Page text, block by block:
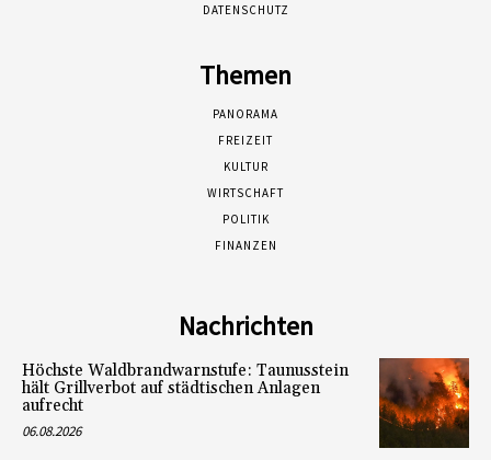
DATENSCHUTZ
Themen
PANORAMA
FREIZEIT
KULTUR
WIRTSCHAFT
POLITIK
FINANZEN
Nachrichten
Höchste Waldbrandwarnstufe: Taunusstein
hält Grillverbot auf städtischen Anlagen
aufrecht
06.08.2026